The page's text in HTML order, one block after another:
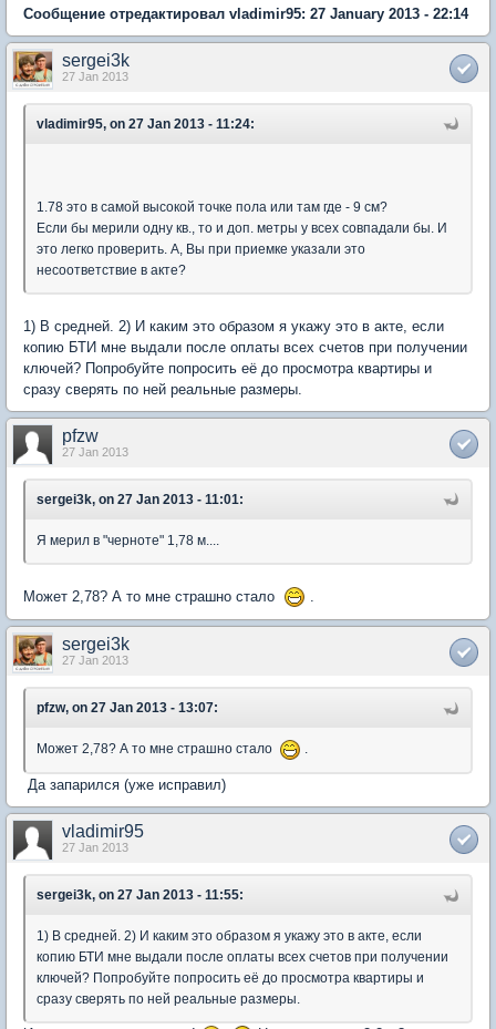
Сообщение отредактировал vladimir95: 27 January 2013 - 22:14
sergei3k
27 Jan 2013
vladimir95, on 27 Jan 2013 - 11:24:
1.78 это в самой высокой точке пола или там где - 9 см?
Если бы мерили одну кв., то и доп. метры у всех совпадали бы. И
это легко проверить. А, Вы при приемке указали это
несоответствие в акте?
1) В средней. 2) И каким это образом я укажу это в акте, если
копию БТИ мне выдали после оплаты всех счетов при получении
ключей? Попробуйте попросить её до просмотра квартиры и
сразу сверять по ней реальные размеры.
pfzw
27 Jan 2013
sergei3k, on 27 Jan 2013 - 11:01:
Я мерил в "черноте" 1,78 м....
Может 2,78? А то мне страшно стало
sergei3k
27 Jan 2013
pfzw, on 27 Jan 2013 - 13:07:
Может 2,78? А то мне страшно стало .
Да запарился (уже исправил)
vladimir95
27 Jan 2013
sergei3k, on 27 Jan 2013 - 11:55:
1) В средней. 2) И каким это образом я укажу это в акте, если
копию БТИ мне выдали после оплаты всех счетов при получении
ключей? Попробуйте попросить её до просмотра квартиры и
сразу сверять по ней реальные размеры.